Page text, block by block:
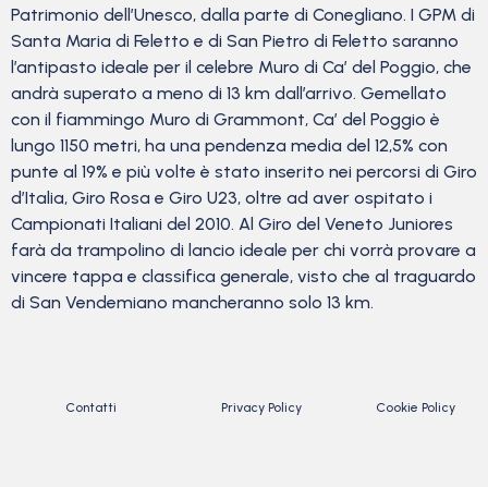
Patrimonio dell’Unesco, dalla parte di Conegliano. I GPM di
Santa Maria di Feletto e di San Pietro di Feletto saranno
l’antipasto ideale per il celebre Muro di Ca’ del Poggio, che
andrà superato a meno di 13 km dall’arrivo. Gemellato
con il fiammingo Muro di Grammont, Ca’ del Poggio è
lungo 1150 metri, ha una pendenza media del 12,5% con
punte al 19% e più volte è stato inserito nei percorsi di Giro
d’Italia, Giro Rosa e Giro U23, oltre ad aver ospitato i
Campionati Italiani del 2010. Al Giro del Veneto Juniores
farà da trampolino di lancio ideale per chi vorrà provare a
vincere tappa e classifica generale, visto che al traguardo
di San Vendemiano mancheranno solo 13 km.
Contatti Privacy Policy Cookie Policy